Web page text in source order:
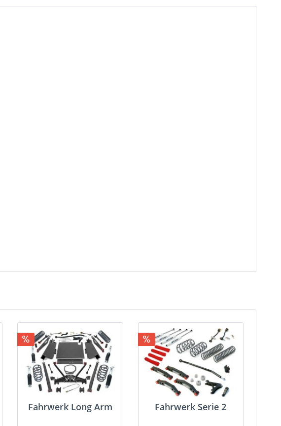
Fahrwerk Long Arm Fahrwerk Serie 2